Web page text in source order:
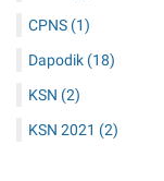
CPNS (1)
Dapodik (18)
KSN (2)
KSN 2021 (2)